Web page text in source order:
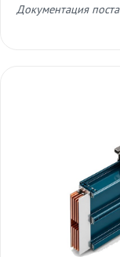
Документация